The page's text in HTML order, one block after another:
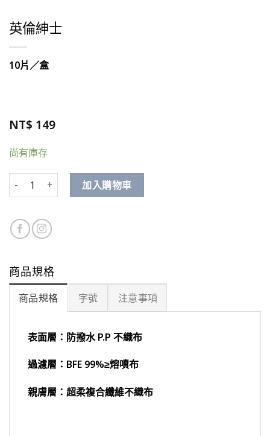
英倫紳士
10片／盒
NT$ 149
尚有庫存
英倫紳士 數量 加入購物車
商品規格
商品規格 字號 注意事項
表面層：防撥水 P.P 不織布
過濾層：BFE 99%≥熔噴布
親膚層：超柔複合纖維不織布